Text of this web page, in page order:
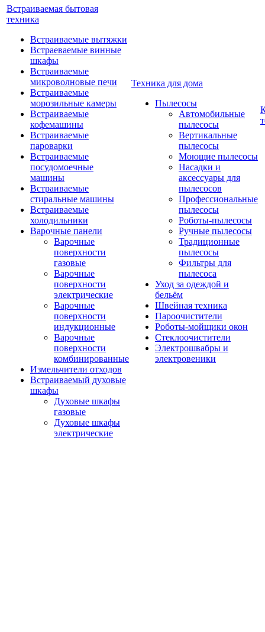
Встраиваемая бытовая
техника
Встраиваемые вытяжки
Встраеваемые винные
шкафы
Встраиваемые
микроволновые печи
Встраиваемые
морозильные камеры
Встраиваемые
кофемашины
Встраиваемые
пароварки
Встраиваемые
посудомоечные
машины
Встраиваемые
стиральные машины
Встраиваемые
холодильники
Варочные панели
Варочные
поверхности
газовые
Варочные
поверхности
электрические
Варочные
поверхности
индукционные
Варочные
поверхности
комбинированные
Измельчители отходов
Встраиваемый духовые
шкафы
Духовые шкафы
газовые
Духовые шкафы
электрические
Техника для дома
Пылесосы
Автомобильные
пылесосы
Вертикальные
пылесосы
Моющие пылесосы
Насадки и
аксессуары для
пылесосов
Профессиональные
пылесосы
Роботы-пылесосы
Ручные пылесосы
Традиционные
пылесосы
Фильтры для
пылесоса
Уход за одеждой и
бельём
Швейная техника
Пароочистители
Роботы-мойщики окон
Стеклоочистители
Электрошвабры и
электровеники